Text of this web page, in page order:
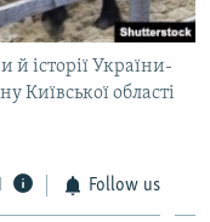
й історії України-
Київської області
Follow us